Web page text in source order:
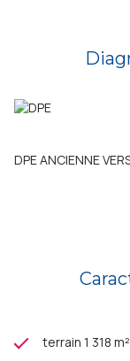
DPE ANCIENNE
terrain 1 318 m²